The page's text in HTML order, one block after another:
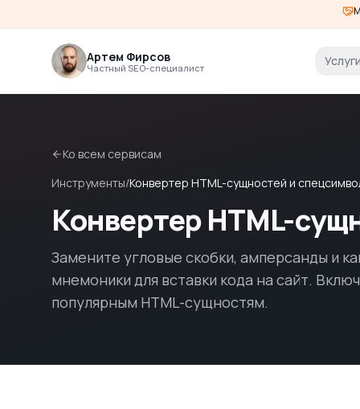
Артем Фирсов
Частный SEO-специалист Услуги
Ко всем сервисам
Инструменты/Конвертер HTML-сущностей и
Конвертер HTML-
Замените угловые скобки, амперсанды и
мнемоники для вставки кода на сайт.
популярным HTML-сущностям.